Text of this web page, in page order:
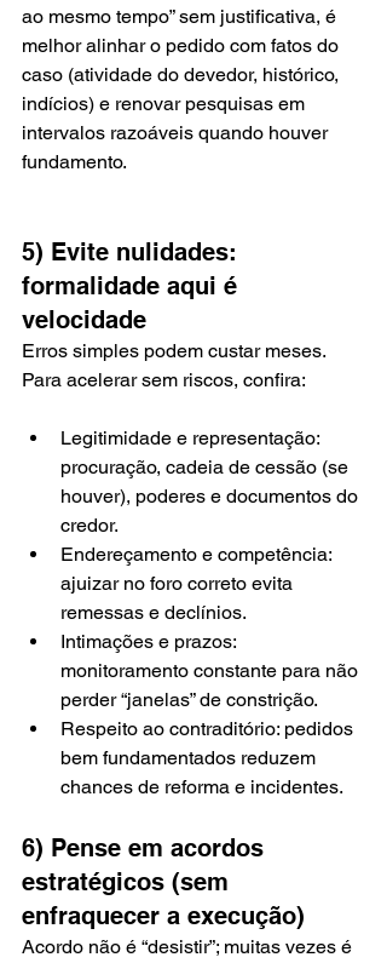
ao mesmo tempo” sem justificativa, é
melhor alinhar o pedido com fatos do
caso (atividade do devedor, histórico,
indícios) e renovar pesquisas em
intervalos razoáveis quando houver
fundamento.
5) Evite nulidades:
formalidade aqui é
velocidade
Erros simples podem custar meses.
Para acelerar sem riscos, confira:
Legitimidade e representação:
procuração, cadeia de cessão (se
houver), poderes e documentos do
credor.
Endereçamento e competência:
ajuizar no foro correto evita
remessas e declínios.
Intimações e prazos:
monitoramento constante para não
perder “janelas” de constrição.
Respeito ao contraditório: pedidos
bem fundamentados reduzem
chances de reforma e incidentes.
6) Pense em acordos
estratégicos (sem
enfraquecer a execução)
Acordo não é “desistir”; muitas vezes é